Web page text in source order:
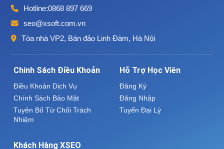
Hotline:0868 897 669
seo@xsoft.com.vn
Tòa nhà VP2, Bán đảo Linh Đàm, Hà Nội
Chính Sách Điều Khoản
Điều Khoản Dịch Vụ
Chính Sách Bảo Mật
Tuyên Bố Từ Chối Trách
Nhiệm
Hỗ Trợ Học Viên
Đăng Ký
Đăng Nhập
Tuyển Đại Lý
Khách Hàng XSEO